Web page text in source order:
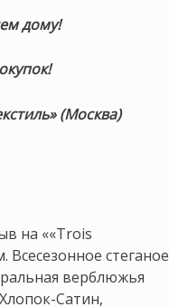
дому!
(Москва)
на ««Trois
Всесезонное стеганое
верблюжья
Сатин,